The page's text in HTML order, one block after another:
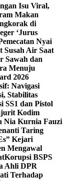
Isu Viral,
Makan
di
‘Jurus
Nyai
Susah Air Saat
Sawah dan
Menuju
2026
Navigasi
Stabilitas
SS1 dan Pistol
Kodim
Nia Kurnia Fauzi
Taring
Kejari
Mengawal
Korupsi BSPS
Ahli DPR
Terhadap